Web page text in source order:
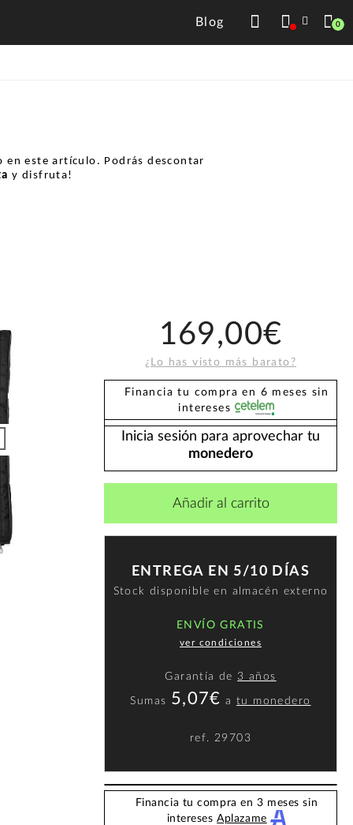
Blog 0
en este artículo. Podrás descontar
y disfruta!
169,00€
¿Lo has visto más barato?
Financia tu compra en 6 meses sin
intereses
Inicia sesión para aprovechar tu
monedero
Añadir al carrito
ENTREGA EN 5/10 DÍAS
Stock disponible en almacén externo
ENVÍO GRATIS
ver condiciones
Garantía de 3 años
Sumas 5,07€ atu monedero
ref. 29703
Financia tu compra en 3 meses sin
interesesAplazame